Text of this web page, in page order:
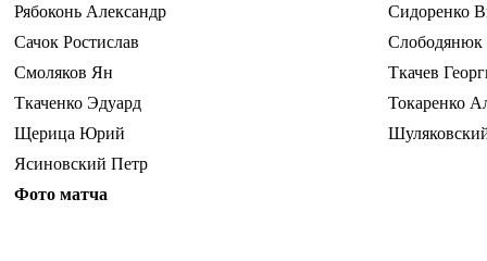
Рябоконь Александр
Сидоренко
Сачок Ростислав
Слободянюк
Смоляков Ян
Ткачев
Ткаченко Эдуард
Токаренко
Щерица Юрий
Ясиновский Петр
Фото матча